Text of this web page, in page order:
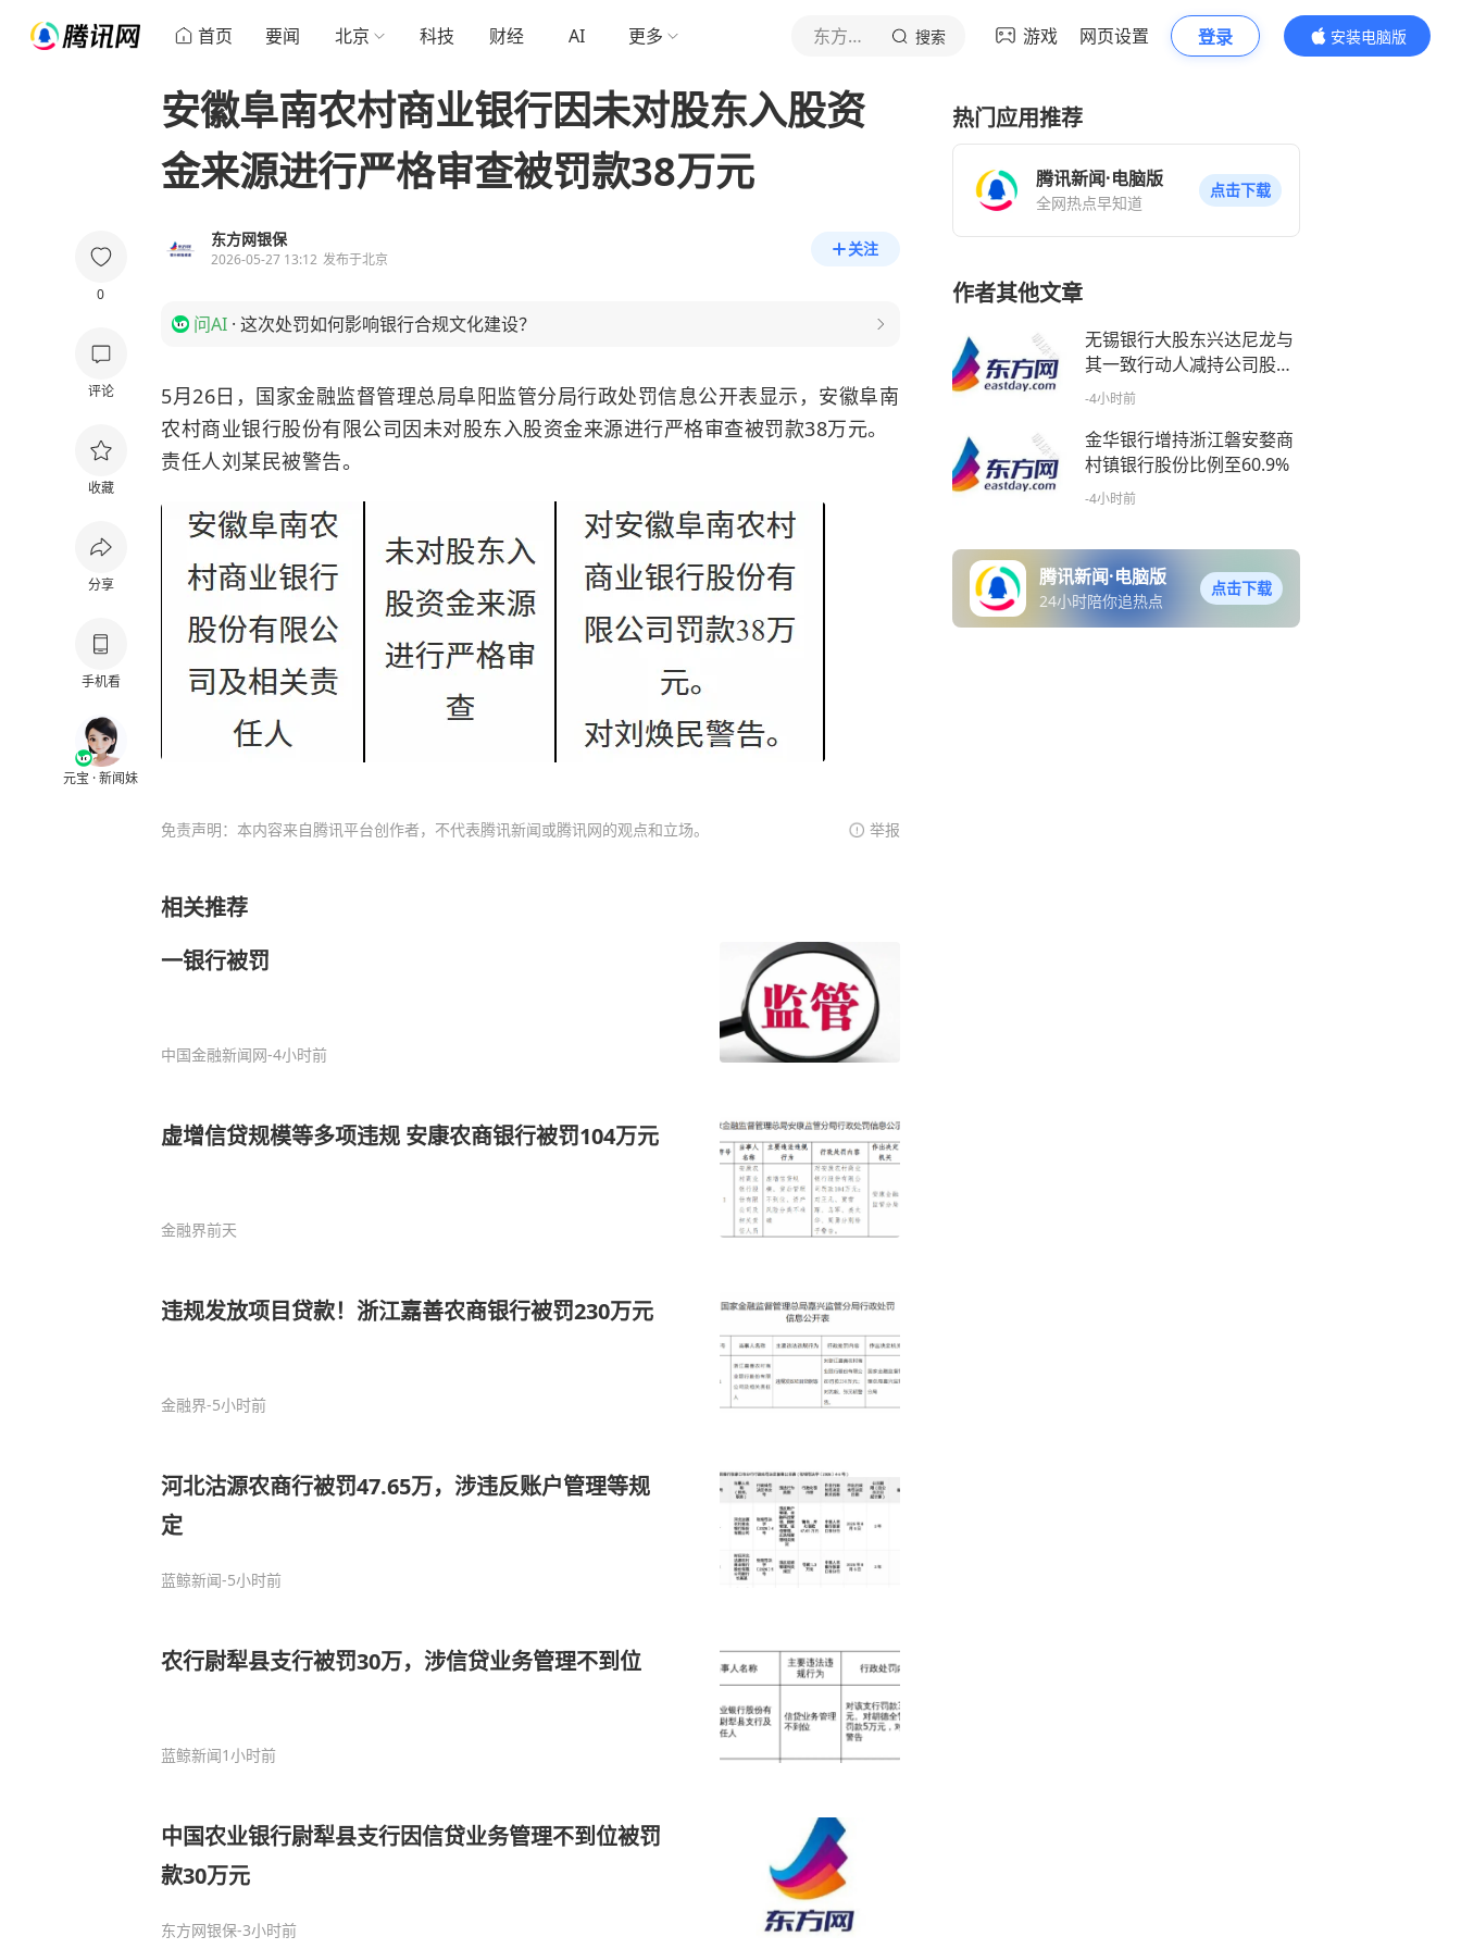
首页 要闻 北京 科技 财经 AI 更多 东方网银保 搜索 游戏 网页设置 登录
安装电脑版
内容更精彩
0
评论
收藏
分享
手机看
元宝 · 新闻妹
安徽阜南农村商业银行因未对股东入股资
金来源进行严格审查被罚款38万元
东方网银保
2026-05-27 13:12 发布于北京
关注
问AI · 这次处罚如何影响银行合规文化建设？
5月26日，国家金融监督管理总局阜阳监管分局行政处罚信息公开表显示，安徽阜南
农村商业银行股份有限公司因未对股东入股资金来源进行严格审查被罚款38万元。
责任人刘某民被警告。
免责声明：本内容来自腾讯平台创作者，不代表腾讯新闻或腾讯网的观点和立场。 举报
相关推荐
一银行被罚
中国金融新闻网-4小时前
虚增信贷规模等多项违规 安康农商银行被罚104万元
金融界前天
违规发放项目贷款！浙江嘉善农商银行被罚230万元
金融界-5小时前
河北沽源农商行被罚47.65万，涉违反账户管理等规
定
蓝鲸新闻-5小时前
农行尉犁县支行被罚30万，涉信贷业务管理不到位
蓝鲸新闻1小时前
中国农业银行尉犁县支行因信贷业务管理不到位被罚
款30万元
东方网银保-3小时前
热门应用推荐
腾讯新闻·电脑版
全网热点早知道
点击下载
作者其他文章
无锡银行大股东兴达尼龙与
其一致行动人减持公司股份
不超过0.43亿股
-4小时前
金华银行增持浙江磐安婺商
村镇银行股份比例至60.9%
-4小时前
腾讯新闻·电脑版
24小时陪你追热点
点击下载